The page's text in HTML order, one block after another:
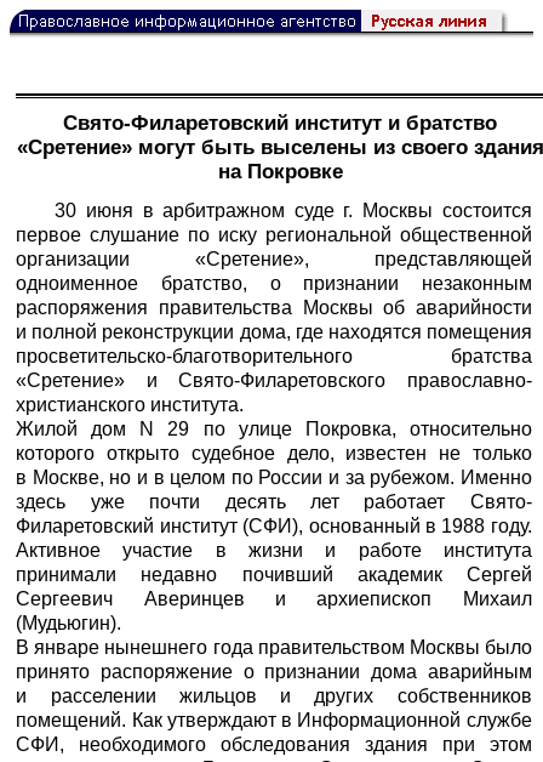
Свято-Филаретовский институт и братство
«Сретение» могут быть выселены из своего здания
на Покровке
30 июня в арбитражном суде г. Москвы состоится
первое слушание по иску региональной общественной
организации «Сретение», представляющей
одноименное братство, о признании незаконным
распоряжения правительства Москвы об аварийности
и полной реконструкции дома, где находятся помещения
просветительско-благотворительного братства
«Сретение» и Свято-Филаретовского православно-
христианского института.
Жилой дом N 29 по улице Покровка, относительно
которого открыто судебное дело, известен не только
в Москве, но и в целом по России и за рубежом. Именно
здесь уже почти десять лет работает Свято-
Филаретовский институт (СФИ), основанный в 1988 году.
Активное участие в жизни и работе института
принимали недавно почивший академик Сергей
Сергеевич Аверинцев и архиепископ Михаил
(Мудьюгин).
В январе нынешнего года правительством Москвы было
принято распоряжение о признании дома аварийным
и расселении жильцов и других собственников
помещений. Как утверждают в Информационной службе
СФИ, необходимого обследования здания при этом